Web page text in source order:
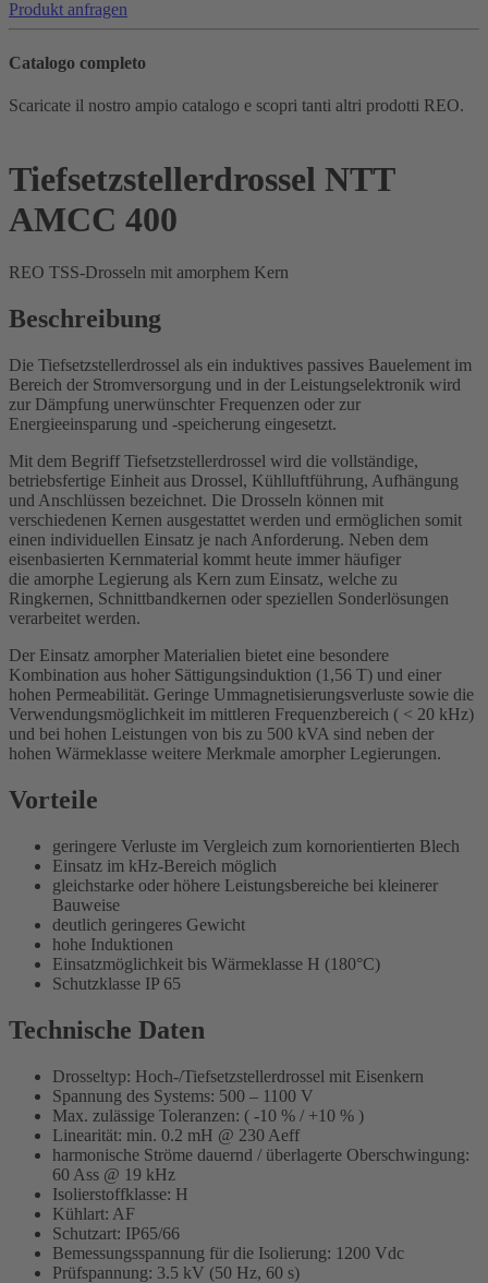
Produkt anfragen
Catalogo completo
Scaricate il nostro ampio catalogo e scopri tanti altri prodotti REO.
Tiefsetzstellerdrossel NTT
AMCC 400
REO TSS-Drosseln mit amorphem Kern
Beschreibung
Die Tiefsetzstellerdrossel als ein induktives passives Bauelement im
Bereich der Stromversorgung und in der Leistungselektronik wird
zur Dämpfung unerwünschter Frequenzen oder zur
Energieeinsparung und -speicherung eingesetzt.
Mit dem Begriff Tiefsetzstellerdrossel wird die vollständige,
betriebsfertige Einheit aus Drossel, Kühlluftführung, Aufhängung
und Anschlüssen bezeichnet. Die Drosseln können mit
verschiedenen Kernen ausgestattet werden und ermöglichen somit
einen individuellen Einsatz je nach Anforderung. Neben dem
eisenbasierten Kernmaterial kommt heute immer häufiger
die amorphe Legierung als Kern zum Einsatz, welche zu
Ringkernen, Schnittbandkernen oder speziellen Sonderlösungen
verarbeitet werden.
Der Einsatz amorpher Materialien bietet eine besondere
Kombination aus hoher Sättigungsinduktion (1,56 T) und einer
hohen Permeabilität. Geringe Ummagnetisierungsverluste sowie die
Verwendungsmöglichkeit im mittleren Frequenzbereich ( < 20 kHz)
und bei hohen Leistungen von bis zu 500 kVA sind neben der
hohen Wärmeklasse weitere Merkmale amorpher Legierungen.
Vorteile
geringere Verluste im Vergleich zum kornorientierten Blech
Einsatz im kHz-Bereich möglich
gleichstarke oder höhere Leistungsbereiche bei kleinerer
Bauweise
deutlich geringeres Gewicht
hohe Induktionen
Einsatzmöglichkeit bis Wärmeklasse H (180°C)
Schutzklasse IP 65
Technische Daten
Drosseltyp: Hoch-/Tiefsetzstellerdrossel mit Eisenkern
Spannung des Systems: 500 – 1100 V
Max. zulässige Toleranzen: ( -10 % / +10 % )
Linearität: min. 0.2 mH @ 230 Aeff
harmonische Ströme dauernd / überlagerte Oberschwingung:
60 Ass @ 19 kHz
Isolierstoffklasse: H
Kühlart: AF
Schutzart: IP65/66
Bemessungsspannung für die Isolierung: 1200 Vdc
Prüfspannung: 3.5 kV (50 Hz, 60 s)